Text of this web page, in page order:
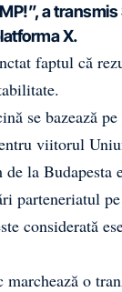
a transmis
X.
faptul că
se bazează
viitorul
la Budapesta
parteneriatul
considerată
o